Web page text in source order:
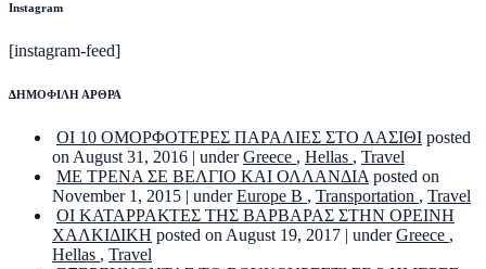
Instagram
[instagram-feed]
ΔΗΜΟΦΙΛΗ ΑΡΘΡΑ
ΟΙ 10 ΟΜΟΡΦΟΤΕΡΕΣ ΠΑΡΑΛΙΕΣ ΣΤΟ ΛΑΣΙΘΙ posted
on August 31, 2016 | underGreece , Hellas , Travel
ΜΕ ΤΡΕΝΑ ΣΕ ΒΕΛΓΙΟ ΚΑΙ ΟΛΛΑΝΔΙΑ posted on
November 1, 2015 | underEurope B , Transportation , Travel
ΟΙ ΚΑΤΑΡΡΑΚΤΕΣ ΤΗΣ ΒΑΡΒΑΡΑΣ ΣΤΗΝ ΟΡΕΙΝΗ
ΧΑΛΚΙΔΙΚΗ posted on August 19, 2017 | underGreece ,
Hellas , Travel